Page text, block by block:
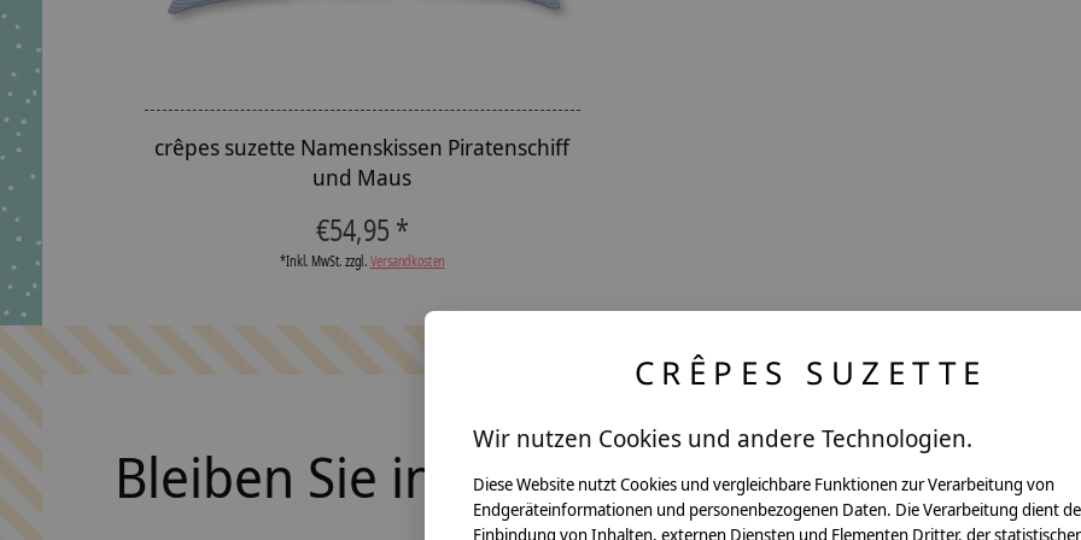
crêpes suzette Namenskissen Piratenschiff
und Maus
€54,95 *
*Inkl. MwSt. zzgl.Versandkosten
Bleiben Sie in Kontakt
CRÊPES SUZETTE
Wir nutzen Cookies und andere Technologien.
Diese Website nutzt Cookies und vergleichbare Funktionen zur Verarbeitung von
Endgeräteinformationen und personenbezogenen Daten. Die Verarbeitung dient
Einbindung von Inhalten, externen Diensten und Elementen Dritter, der